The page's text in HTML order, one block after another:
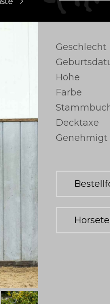
Geschlecht
Höhe
Farbe
Decktaxe
Genehmigt